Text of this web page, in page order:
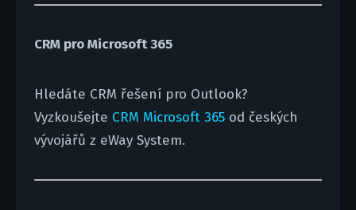
CRM pro Microsoft 365
Hledáte CRM řešení pro Outlook?
Vyzkoušejte CRM Microsoft 365od českých
vývojářů z eWay System.